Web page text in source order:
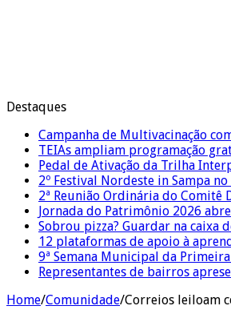
Destaques
Campanha de Multivacinação
TEIAs ampliam programação
Pedal de Ativação da Trilha
2º Festival Nordeste in Sampa
2ª Reunião Ordinária do Comitê
Jornada do Patrimônio 2026
Sobrou pizza? Guardar na caixa
12 plataformas de apoio à
9ª Semana Municipal da
Representantes de bairros
Home/Comunidade/Correios leiloam